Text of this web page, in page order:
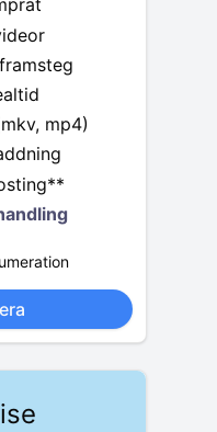
mp4)